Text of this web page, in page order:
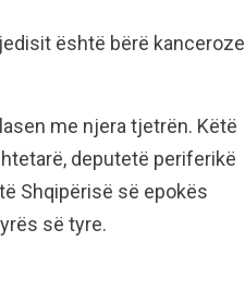
është bërë kanceroze
me njera tjetrën. Këtë
deputetë periferikë
Shqipërisë së epokës
së tyre.